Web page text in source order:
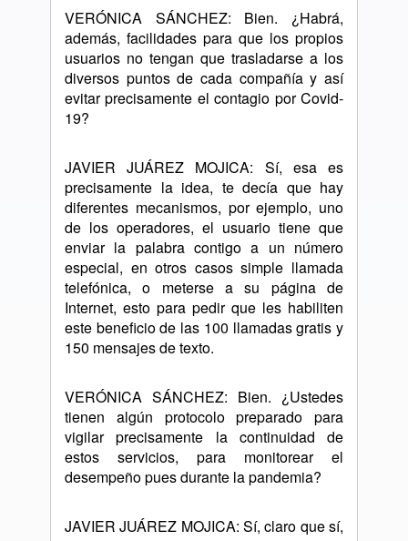
VERÓNICA SÁNCHEZ: Bien. ¿Habrá,
además, facilidades para que los propios
usuarios no tengan que trasladarse a los
diversos puntos de cada compañía y así
evitar precisamente el contagio por Covid-
19?
JAVIER JUÁREZ MOJICA: Sí, esa es
precisamente la idea, te decía que hay
diferentes mecanismos, por ejemplo, uno
de los operadores, el usuario tiene que
enviar la palabra contigo a un número
especial, en otros casos simple llamada
telefónica, o meterse a su página de
Internet, esto para pedir que les habiliten
este beneficio de las 100 llamadas gratis y
150 mensajes de texto.
VERÓNICA SÁNCHEZ: Bien. ¿Ustedes
tienen algún protocolo preparado para
vigilar precisamente la continuidad de
estos servicios, para monitorear el
desempeño pues durante la pandemia?
JAVIER JUÁREZ MOJICA: Sí, claro que sí,